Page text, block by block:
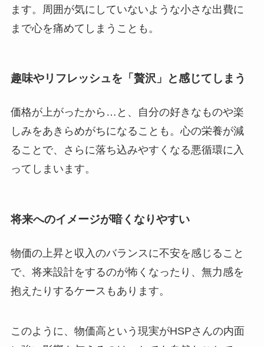
ます。周囲が気にしていないような小さな出費に
まで心を痛めてしまうことも。
趣味やリフレッシュを「贅沢」と感じてしまう
価格が上がったから…と、自分の好きなものや楽
しみをあきらめがちになることも。心の栄養が減
ることで、さらに落ち込みやすくなる悪循環に入
ってしまいます。
将来へのイメージが暗くなりやすい
物価の上昇と収入のバランスに不安を感じること
で、将来設計をするのが怖くなったり、無力感を
抱えたりするケースもあります。
このように、物価高という現実がHSPさんの内面